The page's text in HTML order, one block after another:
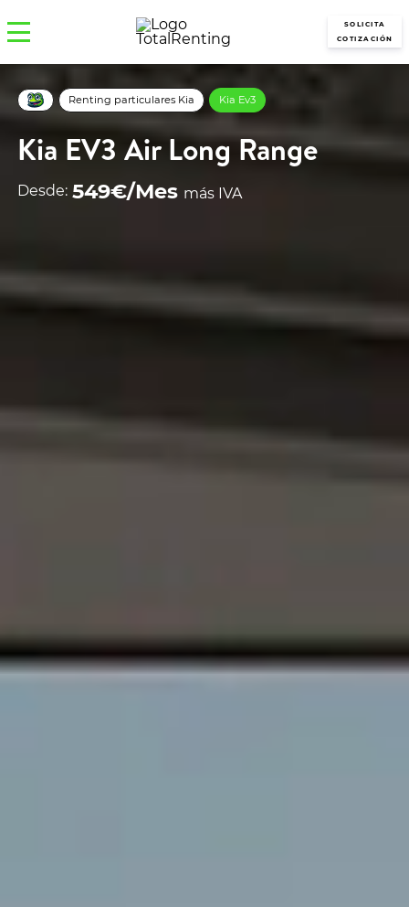
SOLICITA
COTIZACIÓN
Renting particulares Kia Kia Ev3
Kia EV3 Air Long Range
Desde: 549€/Mes más IVA